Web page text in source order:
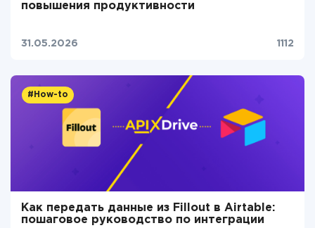
повышения продуктивности
31.05.2026 1112
#How-to
Как передать данные из Fillout в Airtable:
пошаговое руководство по интеграции